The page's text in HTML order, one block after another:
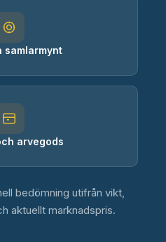
samlarmynt
arvegods
bedömning utifrån vikt,
aktuellt marknadspris.